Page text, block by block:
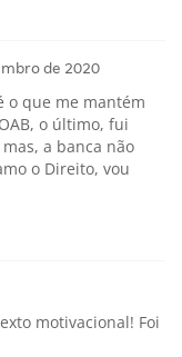
de 2020
o que me mantém
o último, fui
a banca não
o Direito, vou
motivacional! Foi